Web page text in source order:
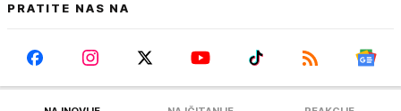
PRATITE NAS NA